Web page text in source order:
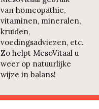
van homeopathie,
vitaminen, mineralen,
kruiden,
voedingsadviezen, etc.
Zo helpt MesoVitaal u
weer op natuurlijke
wijze in balans!